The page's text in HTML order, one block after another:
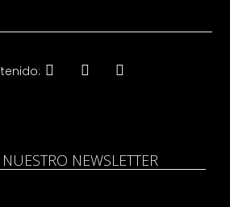
NEWSLETTER